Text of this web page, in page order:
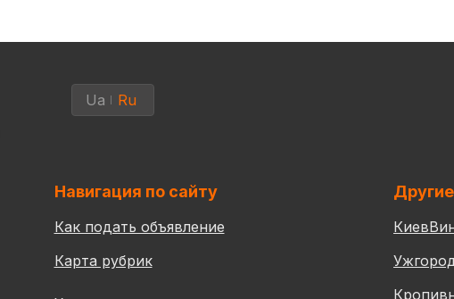
Ua Ru
Навигация по сайту
Как подать объявление
Карта рубрик
Киев